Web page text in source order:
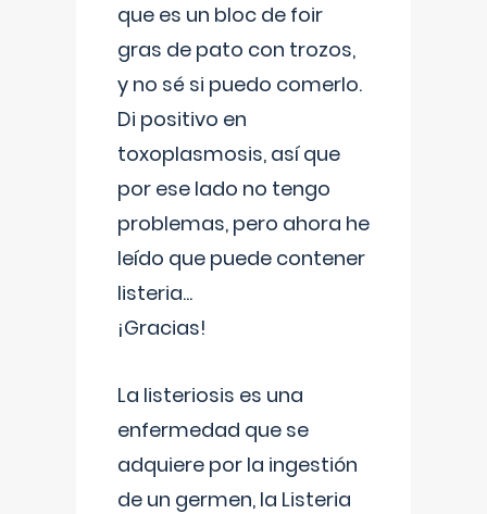
que es un bloc de foir
gras de pato con trozos,
y no sé si puedo comerlo.
Di positivo en
toxoplasmosis, así que
por ese lado no tengo
problemas, pero ahora he
leído que puede contener
listeria...
¡Gracias!
La listeriosis es una
enfermedad que se
adquiere por la ingestión
de un germen, la Listeria